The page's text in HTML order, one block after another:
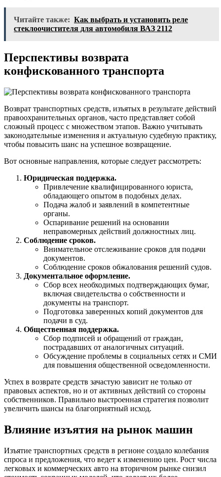
Читайте также: Как выбрать и установить реле
стеклоочистителя для автомобиля ВАЗ 2112
Перспективы возврата
конфискованного транспорта
Возврат транспортных средств, изъятых в результате действий
правоохранительных органов, часто представляет собой
сложный процесс с множеством этапов. Важно учитывать
законодательные изменения и актуальную судебную практику,
чтобы повысить шанс на успешное возвращение.
Вот основные направления, которые следует рассмотреть:
Юридическая поддержка.
Привлечение квалифицированного юриста,
обладающего опытом в подобных делах.
Подача жалоб и заявлений в компетентные
органы.
Оспаривание решений на основании
неправомерных действий должностных лиц.
Соблюдение сроков.
Внимательное отслеживание сроков для подачи
документов.
Соблюдение сроков обжалования решений судов.
Документальное оформление.
Сбор всех необходимых подтверждающих бумаг,
включая свидетельства о собственности и
документы на транспорт.
Подготовка заверенных копий документов для
подачи в суд.
Общественная поддержка.
Сбор подписей и обращений от граждан,
пострадавших от аналогичных ситуаций.
Обсуждение проблемы в социальных сетях и СМИ
для повышения общественной осведомленности.
Успех в возврате средств зачастую зависит не только от
правовых аспектов, но и от активных действий со стороны
собственников. Правильно выстроенная стратегия позволит
увеличить шансы на благоприятный исход.
Влияние изъятия на рынок машин
Изъятие транспортных средств в регионе создало колебания
спроса и предложения, что ведет к изменению цен. Рост числа
легковых и коммерческих авто на вторичном рынке снизил